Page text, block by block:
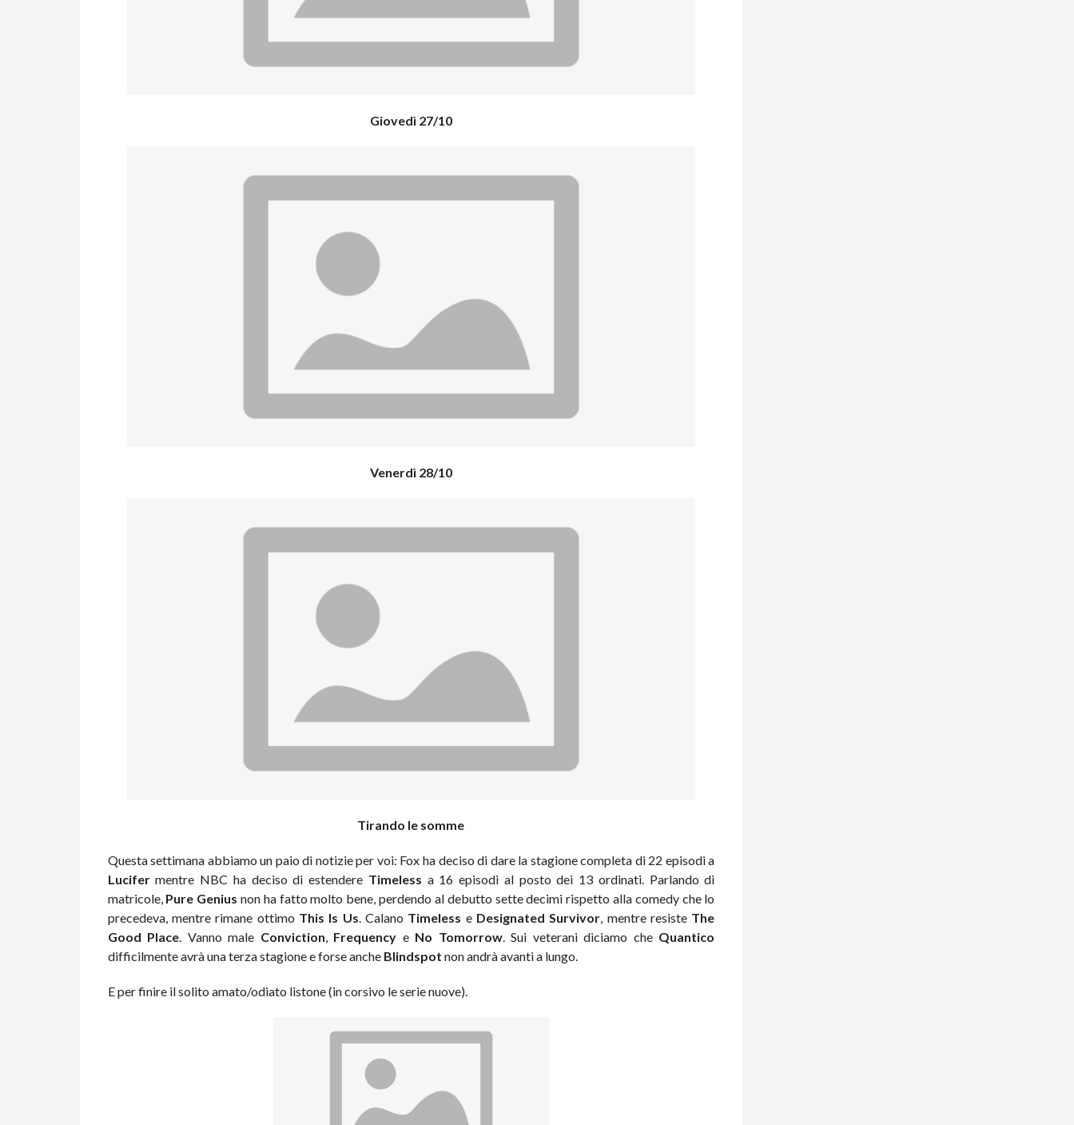
Giovedì 27/10
Venerdì 28/10
Tirando le somme
Questa settimana abbiamo un paio di notizie per voi: Fox ha deciso di dare la stagione completa di 22 episodi a
Lucifermentre NBC ha deciso di estendere Timeless a 16 episodi al posto dei 13 ordinati. Parlando di
matricole, Pure Genius non ha fatto molto bene, perdendo al debutto sette decimi rispetto alla comedy che lo
precedeva, mentre rimane ottimo This Is Us . Calano Timeless e Designated Survivor , mentre resiste The
Good Place . Vanno male Conviction Frequency e No Tomorrow. Sui veterani diciamo che Quantico
difficilmente avrà una terza stagione e forse anche Blindspot non andrà avanti a lungo.
E per finire il solito amato/odiato listone (in corsivo le serie nuove).